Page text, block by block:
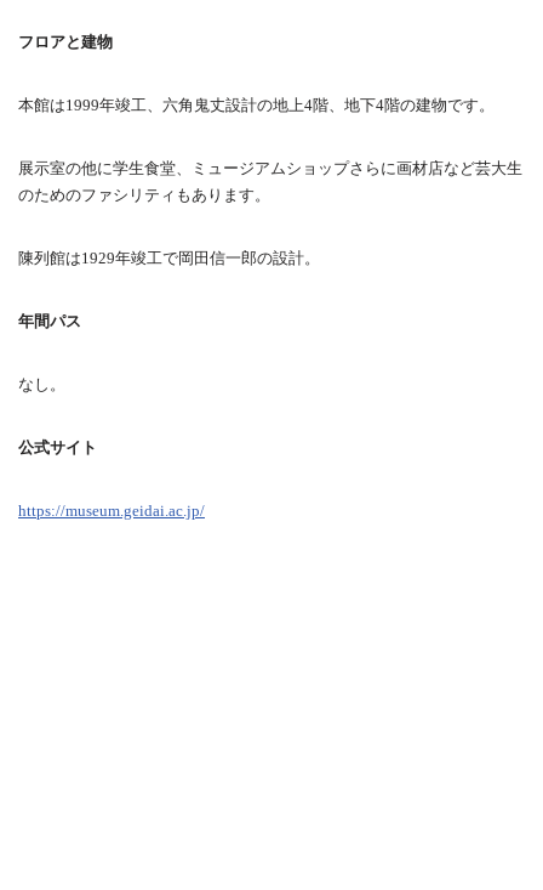
フロアと建物
本館は1999年竣工、六角鬼丈設計の地上4階、地下4階の建物です。
展示室の他に学生食堂、ミュージアムショップさらに画材店など芸大生
のためのファシリティもあります。
陳列館は1929年竣工で岡田信一郎の設計。
年間パス
なし。
公式サイト
https://museum.geidai.ac.jp/